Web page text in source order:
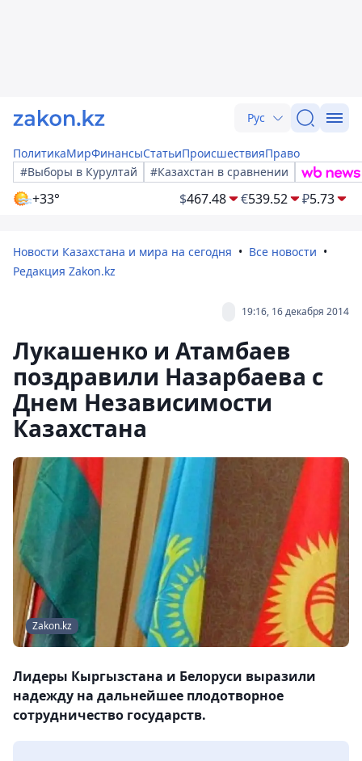
Рус
ПолитикаМирФинансыСтатьиПроисшествияПраво
#Выборы в Курултай
#Казахстан в сравнении
+33° $467.48 €539.52 ₽5.73
Новости Казахстана и мира на сегодня
Все новости
Редакция Zakon.kz
19:16, 16 декабря 2014
Лукашенко и Атамбаев
поздравили Назарбаева с
Днем Независимости
Казахстана
Zakon.kz
Лидеры Кыргызстана и Белоруси выразили
надежду на дальнейшее плодотворное
сотрудничество государств.